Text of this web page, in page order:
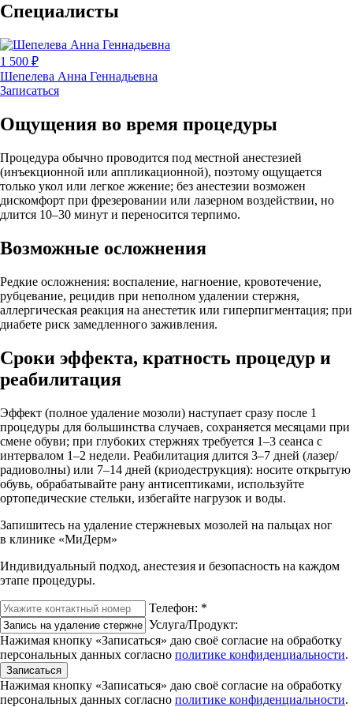
Специалисты
1 500 ₽
Шепелева Анна Геннадьевна
Записаться
Ощущения во время процедуры
Процедура обычно проводится под местной анестезией
(инъекционной или аппликационной), поэтому ощущается
только укол или легкое жжение; без анестезии возможен
дискомфорт при фрезеровании или лазерном воздействии, но
длится 10–30 минут и переносится терпимо.
Возможные осложнения
Редкие осложнения: воспаление, нагноение, кровотечение,
рубцевание, рецидив при неполном удалении стержня,
аллергическая реакция на анестетик или гиперпигментация; при
диабете риск замедленного заживления.
Сроки эффекта, кратность процедур и
реабилитация
Эффект (полное удаление мозоли) наступает сразу после 1
процедуры для большинства случаев, сохраняется месяцами при
смене обуви; при глубоких стержнях требуется 1–3 сеанса с
интервалом 1–2 недели. Реабилитация длится 3–7 дней (лазер/
радиоволны) или 7–14 дней (криодеструкция): носите открытую
обувь, обрабатывайте рану антисептиками, используйте
ортопедические стельки, избегайте нагрузок и воды.
Запишитесь на удаление стержневых мозолей на пальцах ног
в клинике «МиДерм»
Индивидуальный подход, анестезия и безопасность на каждом
этапе процедуры.
Телефон: *
Услуга/Продукт:
Нажимая кнопку «Записаться» даю своё согласие на обработку
персональных данных согласно политике конфиденциальности.
Записаться
Нажимая кнопку «Записаться» даю своё согласие на обработку
персональных данных согласно политике конфиденциальности.